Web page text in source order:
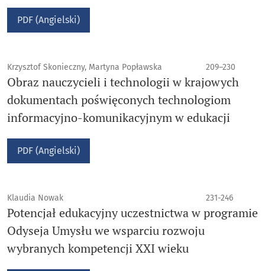
PDF (Angielski)
Krzysztof Skonieczny, Martyna Popławska 209–230
Obraz nauczycieli i technologii w krajowych
dokumentach poświęconych technologiom
informacyjno-komunikacyjnym w edukacji
PDF (Angielski)
Klaudia Nowak 231-246
Potencjał edukacyjny uczestnictwa w programie
Odyseja Umysłu we wsparciu rozwoju
wybranych kompetencji XXI wieku